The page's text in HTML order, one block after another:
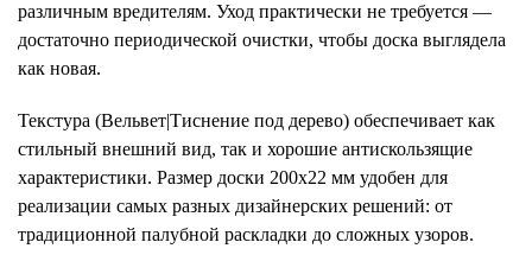
различным вредителям. Уход практически не требуется —
достаточно периодической очистки, чтобы доска выглядела
как новая.
Текстура (Вельвет|Тиснение под дерево) обеспечивает как
стильный внешний вид, так и хорошие антискользящие
характеристики. Размер доски 200х22 мм удобен для
реализации самых разных дизайнерских решений: от
традиционной палубной раскладки до сложных узоров.